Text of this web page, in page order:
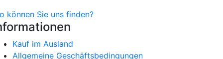
können Sie uns finden?
Kauf im Ausland
Allgemeine Geschäftsbedingungen